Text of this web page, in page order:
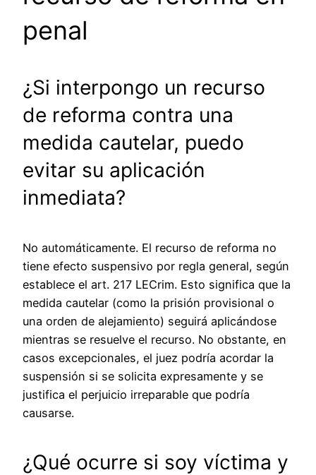
penal
¿Si interpongo un recurso
de reforma contra una
medida cautelar, puedo
evitar su aplicación
inmediata?
No automáticamente. El recurso de reforma no
tiene efecto suspensivo por regla general, según
establece el art. 217 LECrim. Esto significa que la
medida cautelar (como la prisión provisional o
una orden de alejamiento) seguirá aplicándose
mientras se resuelve el recurso. No obstante, en
casos excepcionales, el juez podría acordar la
suspensión si se solicita expresamente y se
justifica el perjuicio irreparable que podría
causarse.
¿Qué ocurre si soy víctima y